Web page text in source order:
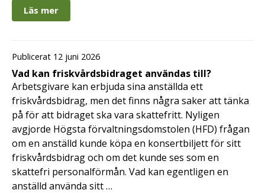
Läs mer
Publicerat 12 juni 2026
Vad kan friskvårdsbidraget användas till?
Arbetsgivare kan erbjuda sina anställda ett
friskvårdsbidrag, men det finns några saker att tänka
på för att bidraget ska vara skattefritt. Nyligen
avgjorde Högsta förvaltningsdomstolen (HFD) frågan
om en anställd kunde köpa en konsertbiljett för sitt
friskvårdsbidrag och om det kunde ses som en
skattefri personalförmån. Vad kan egentligen en
anställd använda sitt …